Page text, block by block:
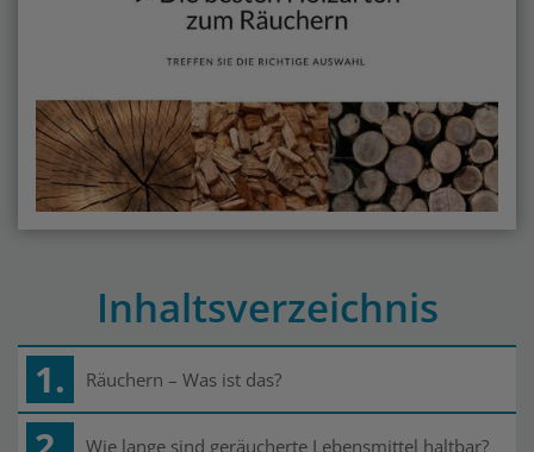
Inhaltsverzeichnis
1. Räuchern – Was ist das?
Wie lange sind geräucherte Lebensmittel haltbar?